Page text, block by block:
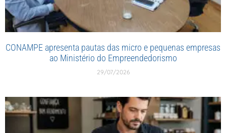
CONAMPE apresenta pautas das micro e pequenas empresas
ao Ministério do Empreendedorismo
29/07/2026